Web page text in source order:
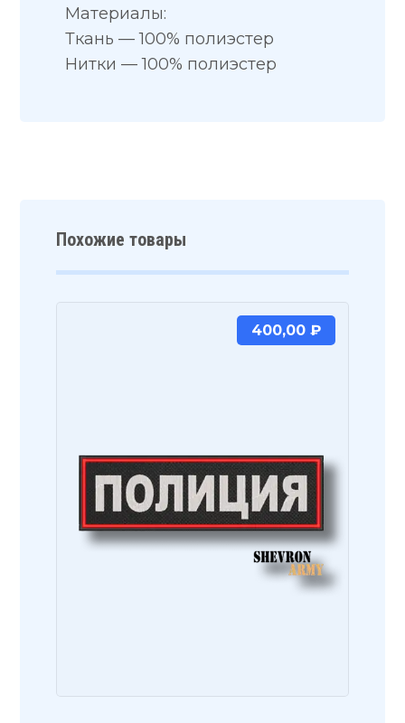
Материалы:
Ткань — 100% полиэстер
Нитки — 100% полиэстер
Похожие товары
400,00 ₽